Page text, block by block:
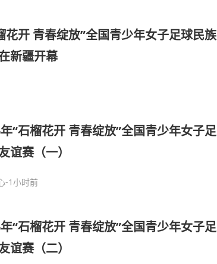
花开 青春绽放”全国青少年女子足球民族
新疆开幕
“石榴花开 青春绽放”全国青少年女子足
谊赛（一）
-1小时前
“石榴花开 青春绽放”全国青少年女子足
谊赛（二）